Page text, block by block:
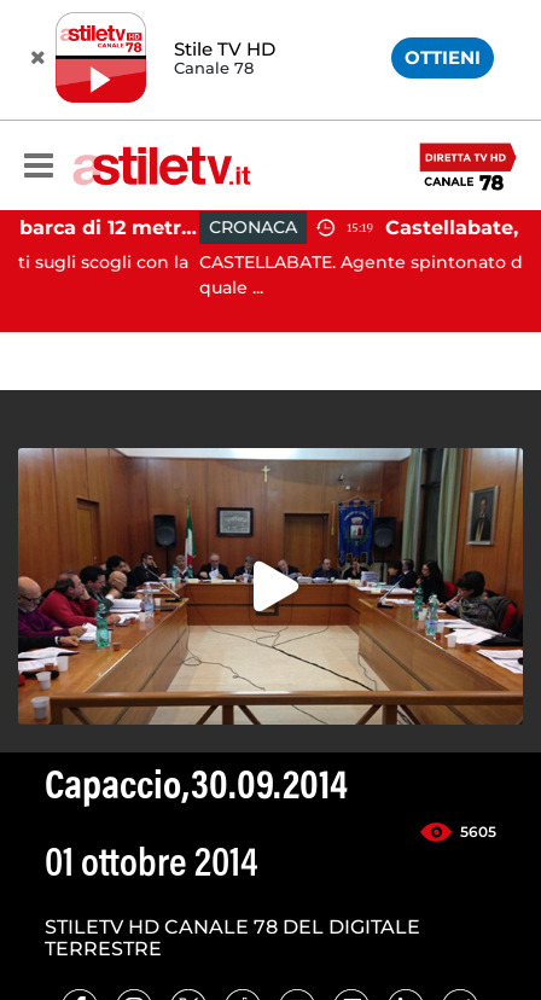
Stile TV HD
Canale 78 OTTIENI
Castellabate, barca di 12 metri resta incastrata sugli scogli: salvate 9 persone
con la
CRONACA 15:19
CASTELLABATE. Agente spintonato da un
Capaccio,30.09.2014
5605
01 ottobre 2014
STILETV HD CANALE 78 DEL DIGITALE
TERRESTRE